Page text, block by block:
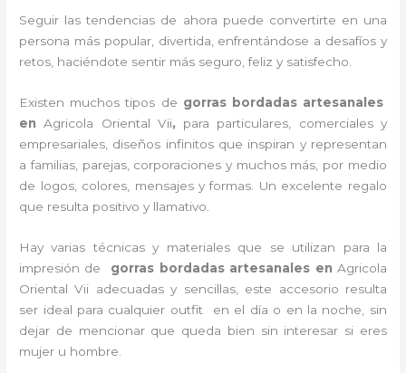
Seguir las tendencias de ahora puede convertirte en una
persona más popular, divertida, enfrentándose a desafíos y
retos, haciéndote sentir más seguro, feliz y satisfecho.
Existen muchos tipos de gorras bordadas artesanales
enAgricola Oriental Vii, para particulares, comerciales y
empresariales, diseños infinitos que inspiran y representan
a familias, parejas, corporaciones y muchos más, por medio
de logos, colores, mensajes y formas. Un excelente regalo
que resulta positivo y llamativo.
Hay varias técnicas y materiales que se utilizan para la
impresión de gorras bordadas artesanales en Agricola
Oriental Vii adecuadas y sencillas, este accesorio resulta
ser ideal para cualquier outfit en el día o en la noche, sin
dejar de mencionar que queda bien sin interesar si eres
mujer u hombre.